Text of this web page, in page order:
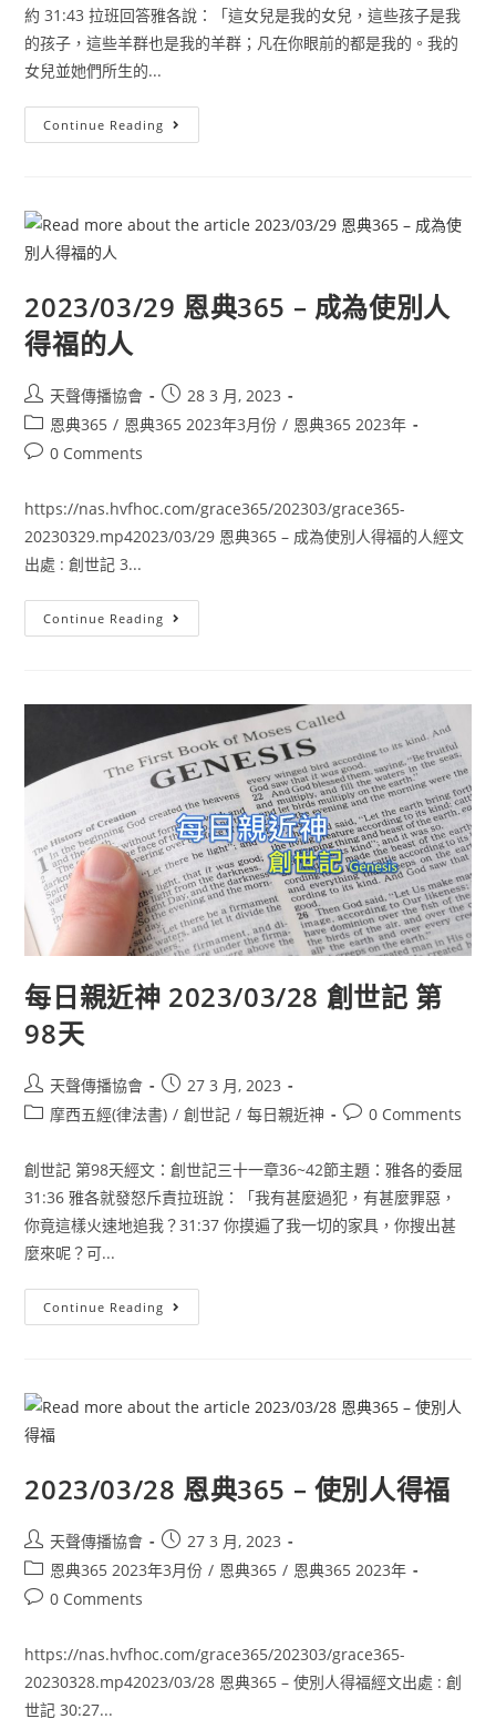
約 31:43 拉班回答雅各說：「這女兒是我的女兒，這些孩子是我
的孩子，這些羊群也是我的羊群；凡在你眼前的都是我的。我的
女兒並她們所生的...
Continue Reading
2023/03/29 恩典365 – 成為使別人
得福的人
天聲傳播協會
28 3 月, 2023
恩典365 / 恩典365 2023年3月份 / 恩典365 2023年
0 Comments
https://nas.hvfhoc.com/grace365/202303/grace365-
20230329.mp42023/03/29 恩典365 – 成為使別人得福的人經文
出處 : 創世記 3...
Continue Reading
每日親近神 2023/03/28 創世記 第
98天
天聲傳播協會
27 3 月, 2023
摩西五經(律法書) / 創世記 / 每日親近神 0 Comments
創世記 第98天經文：創世記三十一章36~42節主題：雅各的委屈
31:36 雅各就發怒斥責拉班說：「我有甚麼過犯，有甚麼罪惡，
你竟這樣火速地追我？31:37 你摸遍了我一切的家具，你搜出甚
麼來呢？可...
Continue Reading
2023/03/28 恩典365 – 使別人得福
天聲傳播協會
27 3 月, 2023
恩典365 2023年3月份 / 恩典365 / 恩典365 2023年
0 Comments
https://nas.hvfhoc.com/grace365/202303/grace365-
20230328.mp42023/03/28 恩典365 – 使別人得福經文出處 : 創
世記 30:27...